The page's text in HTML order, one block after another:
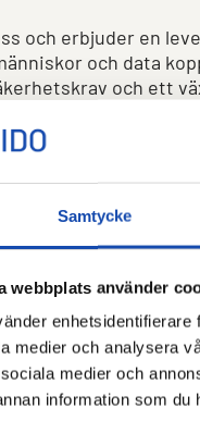
Samtycke
webbplats använder
medier och analysera
medier och
information som
och erbjuder en
och data
och ett
föreslå Håkan
tyngd och
bolaget fortsätter
sin bakgrund
styrelsearbete
och ett viktigt